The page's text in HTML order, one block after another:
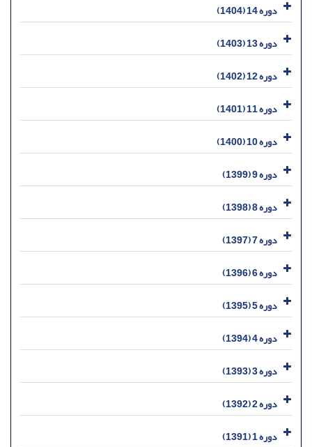
دوره 14 (1404)
دوره 13 (1403)
دوره 12 (1402)
دوره 11 (1401)
دوره 10 (1400)
دوره 9 (1399)
دوره 8 (1398)
دوره 7 (1397)
دوره 6 (1396)
دوره 5 (1395)
دوره 4 (1394)
دوره 3 (1393)
دوره 2 (1392)
دوره 1 (1391)